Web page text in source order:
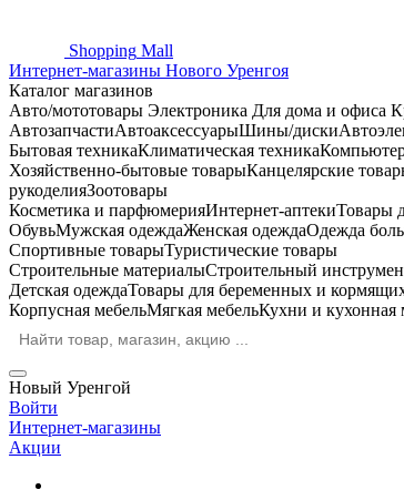
Shopping Mall
Интернет-магазины Нового Уренгоя
Каталог магазинов
Авто/мототовары Электроника Для дома и офиса
АвтозапчастиАвтоаксессуарыШины/диски
Бытовая техникаКлиматическая техника
Хозяйственно-бытовые товарыКанцелярские
рукоделияЗоотовары
Косметика и парфюмерияИнтернет-аптекиТовары
ОбувьМужская одеждаЖенская одеждаОдежда
Спортивные товарыТуристические товары
Строительные материалыСтроительный
Детская одеждаТовары для беременных и
Корпусная мебельМягкая мебельКухни и кухонная
Новый Уренгой
Войти
Интернет-магазины
Акции